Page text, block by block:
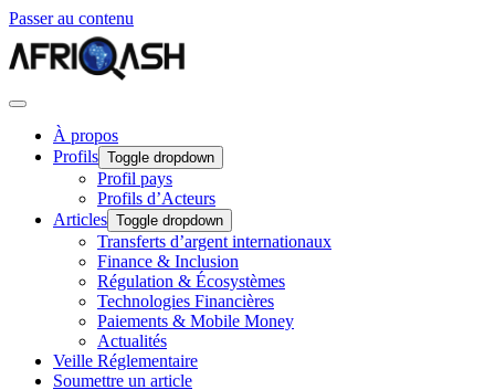
Passer au contenu
À propos
Profils Toggle dropdown
Profil pays
Profils d’Acteurs
Articles Toggle dropdown
Transferts d’argent internationaux
Finance & Inclusion
Régulation & Écosystèmes
Technologies Financières
Paiements & Mobile Money
Actualités
Veille Réglementaire
Soumettre un article